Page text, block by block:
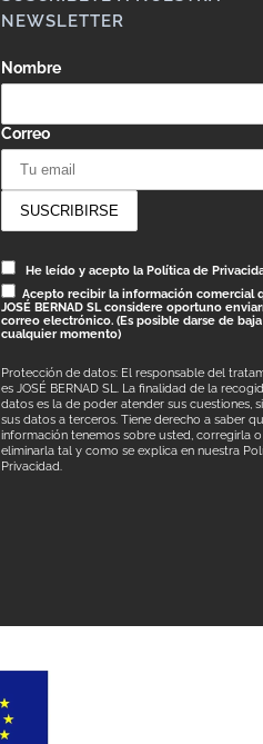
NEWSLETTER
Nombre
Correo
He leído y acepto la Política de
Acepto recibir la información comercial
JOSÉ BERNAD SL considere oportuno
correo electrónico. (Es posible darse de
cualquier momento)
Protección de datos: El responsable del
es JOSÉ BERNAD SL. La finalidad de la
datos es la de poder atender sus cuestiones,
sus datos a terceros. Tiene derecho a saber
información tenemos sobre usted, corregirla o
eliminarla tal y como se explica en nuestra
Privacidad.